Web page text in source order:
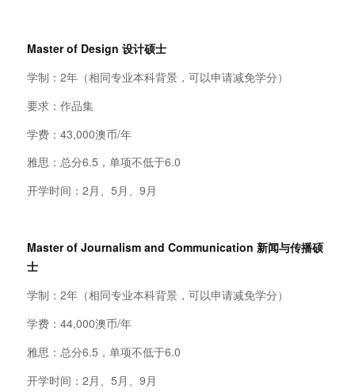
Master of Design 设计硕士
学制：2年（相同专业本科背景，可以申请减免学分）
要求：作品集
学费：43,000澳币/年
雅思：总分6.5，单项不低于6.0
开学时间：2月、5月、9月
Master of Journalism and Communication 新闻与传播硕
士
学制：2年（相同专业本科背景，可以申请减免学分）
学费：44,000澳币/年
雅思：总分6.5，单项不低于6.0
开学时间：2月、5月、9月